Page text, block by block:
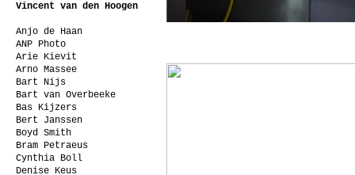
Vincent van den Hoogen
Anjo de Haan
ANP Photo
Arie Kievit
Arno Massee
Bart Nijs
Bart van Overbeeke
Bas Kijzers
Bert Janssen
Boyd Smith
Bram Petraeus
Cynthia Boll
Denise Keus